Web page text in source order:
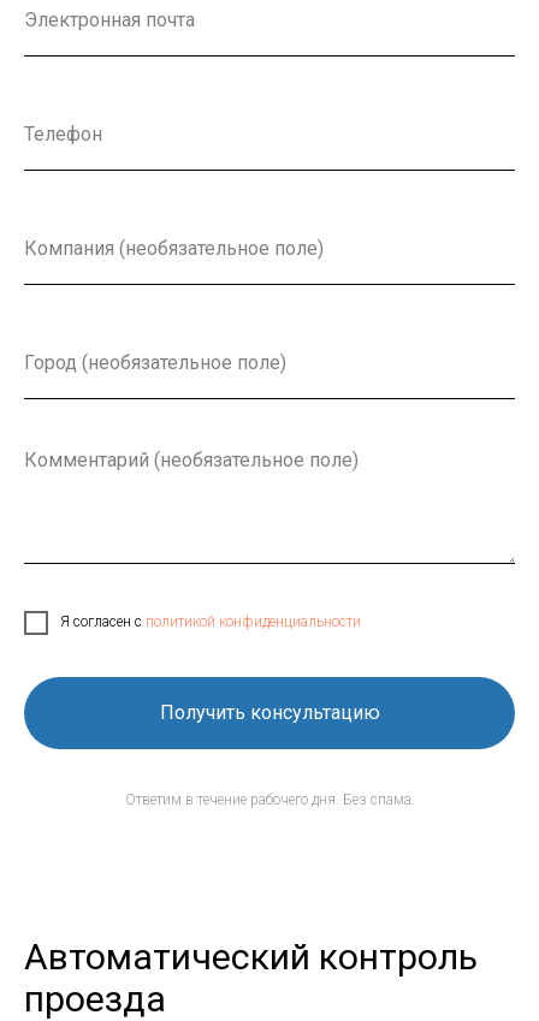
Я согласен с политикой конфиденциальности
Получить консультацию
Ответим в течение рабочего дня. Без спама.
Автоматический контроль
проезда